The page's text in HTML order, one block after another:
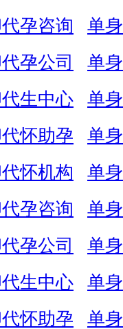
孕咨询
单
孕公司
单
生中心
单
怀助孕
单
怀机构
单
孕咨询
单
孕公司
单
生中心
单
怀助孕
单